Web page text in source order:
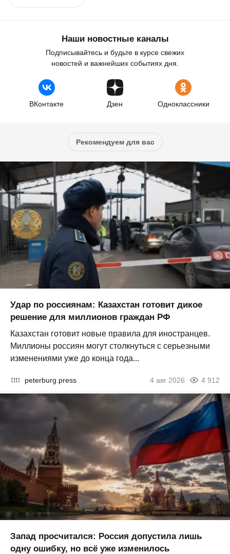
Наши новостные каналы
Подписывайтесь и будьте в курсе свежих
новостей и важнейших событиях дня.
ВКонтакте Дзен Одноклассники
Рекомендуем для вас
Удар по россиянам: Казахстан готовит дикое
решение для миллионов граждан РФ
Казахстан готовит новые правила для иностранцев.
Миллионы россиян могут столкнуться с серьезными
изменениями уже до конца года...
peterburg.press 4 авг 2026 4 912
Запад просчитался: Россия допустила лишь
одну ошибку, но всё уже изменилось